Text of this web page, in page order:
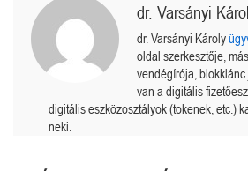
dr. Varsányi
dr. Varsányi Károly
oldal szerkesztője,
vendégírója,
van a digitális
digitális eszközosztályok (tokenek, etc.)
neki.